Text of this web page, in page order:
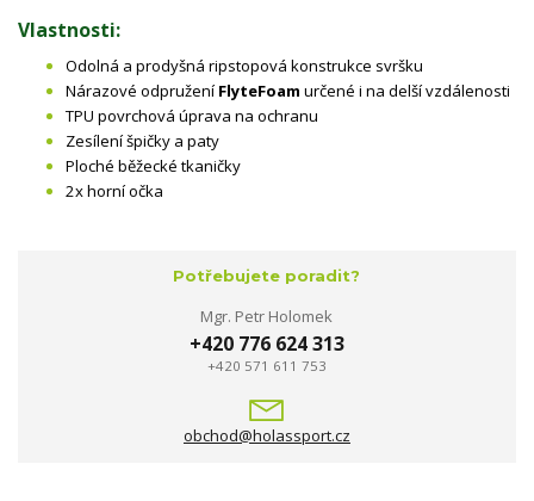
Vlastnosti:
Odolná a prodyšná ripstopová konstrukce svršku
Nárazové odpružení FlyteFoam určené i na delší vzdálenosti
TPU povrchová úprava na ochranu
Zesílení špičky a paty
Ploché běžecké tkaničky
2x horní očka
Potřebujete poradit?
Mgr. Petr Holomek
+420 776 624 313
+420 571 611 753
obchod@holassport.cz